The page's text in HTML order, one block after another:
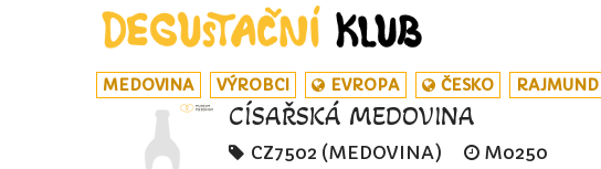
MEDOVINA VÝROBCI EVROPA ČESKO
CÍSAŘSKÁ MEDOVINA
CZ7502 (MEDOVINA) M0250